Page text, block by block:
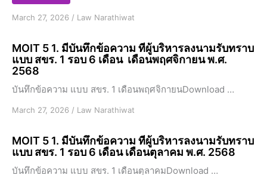
March 27, 2026 / Law Narathiwat
MOIT 5 1. มีบันทึกข้อความ ที่ผู้บริหารลงนามรับทราบ
แบบ สขร. 1 รอบ 6 เดือน เดือนพฤศจิกายน พ.ศ.
2568
บันทึกข้อความ แบบ สขร. 1 เดือนพฤศจิกายนDownload …
March 27, 2026 / Law Narathiwat
MOIT 5 1. มีบันทึกข้อความ ที่ผู้บริหารลงนามรับทราบ
แบบ สขร. 1 รอบ 6 เดือน เดือนตุลาคม พ.ศ. 2568
บันทึกข้อความ แบบ สขร. 1 เดือนตุลาคมDownload …